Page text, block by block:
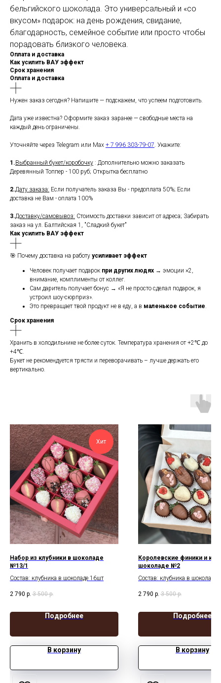
бельгийского шоколада. Это универсальный и «со
вкусом» подарок: на день рождения, свидание,
благодарность, семейное событие или просто чтобы
порадовать близкого человека.
Оплата и доставка
Как усилить ВАУ эффект
Срок хранения
Оплата и доставка
Нужен заказ сегодня? Напишите — подскажем, что успеем подготовить.
Дата уже известна? Оформите заказ заранее — свободные места на
каждый день ограничены.
Уточняйте через Telegram или Max + 7 996 303-79-07. Укажите:
1.Выбранный букет/коробочку : Дополнительно можно заказать
Деревянный Топпер - 100 руб; Открытка бесплатно
2.Дату заказа: Если получатель заказа Вы - предоплата 50%; Если
доставка не Вам - оплата 100%
3.Доставку/самовывоз: Стоимость доставки зависит от адреса; Забирать
заказ на ул. Балтийская 1, "Сладкий букет"
Как усилить ВАУ эффект
🎯 Почему доставка на работу усиливает эффект
Человек получает подарок при других людях → эмоции ×2,
внимание, комплименты от коллег.
Сам даритель получает бонус → «Я не просто сделал подарок, я
устроил шоу-сюрприз».
Это превращает твой продукт не в еду, а в маленькое событие.
Срок хранения
Хранить в холодильнике не более суток. Температура хранения от +2℃ до
+4℃.
Букет не рекомендуется трясти и переворачивать – лучше держать его
вертикально.
Хит
Набор из клубники в шоколаде
№13/1
Состав: клубника в шоколаде 16шт
2 790 р. 3 500 р.
Подробнее
В корзину
Королевские финики и
шоколаде №2
Состав: клубника в шоколаде
2 790 р. 3 500 р.
Подробнее
В корзину